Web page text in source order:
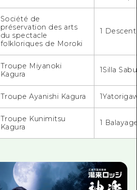
Société de
préservation des arts
du spectacle
folkloriques de Moroki
1
Troupe Miyanoki
Kagura
1Silla
Troupe Ayanishi Kagura
Troupe Kunimitsu
Kagura
1